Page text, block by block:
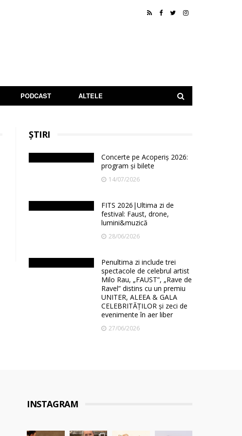
PODCAST ALTELE
ȘTIRI
Concerte pe Acoperiș 2026:
program și bilete
14/07/2026
FITS 2026|Ultima zi de
festival: Faust, drone,
lumini&muzică
28/06/2026
Penultima zi include trei
spectacole de celebrul artist
Milo Rau, „FAUST”, „Rave de
Ravel” distins cu un premiu
UNITER, ALEEA & GALA
CELEBRITĂȚILOR și zeci de
evenimente în aer liber
27/06/2026
INSTAGRAM